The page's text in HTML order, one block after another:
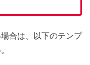
合は、以下のテンプ